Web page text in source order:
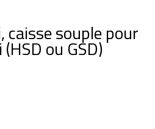
souple pour
ou GSD)